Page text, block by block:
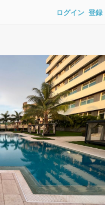
ログイン 登録